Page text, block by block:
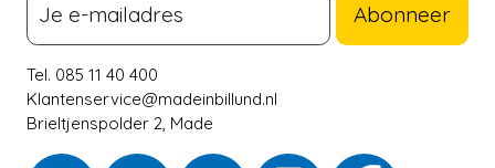
Abonneer
Tel. 085 11 40 400
Klantenservice@madeinbillund.nl
Brieltjenspolder 2, Made